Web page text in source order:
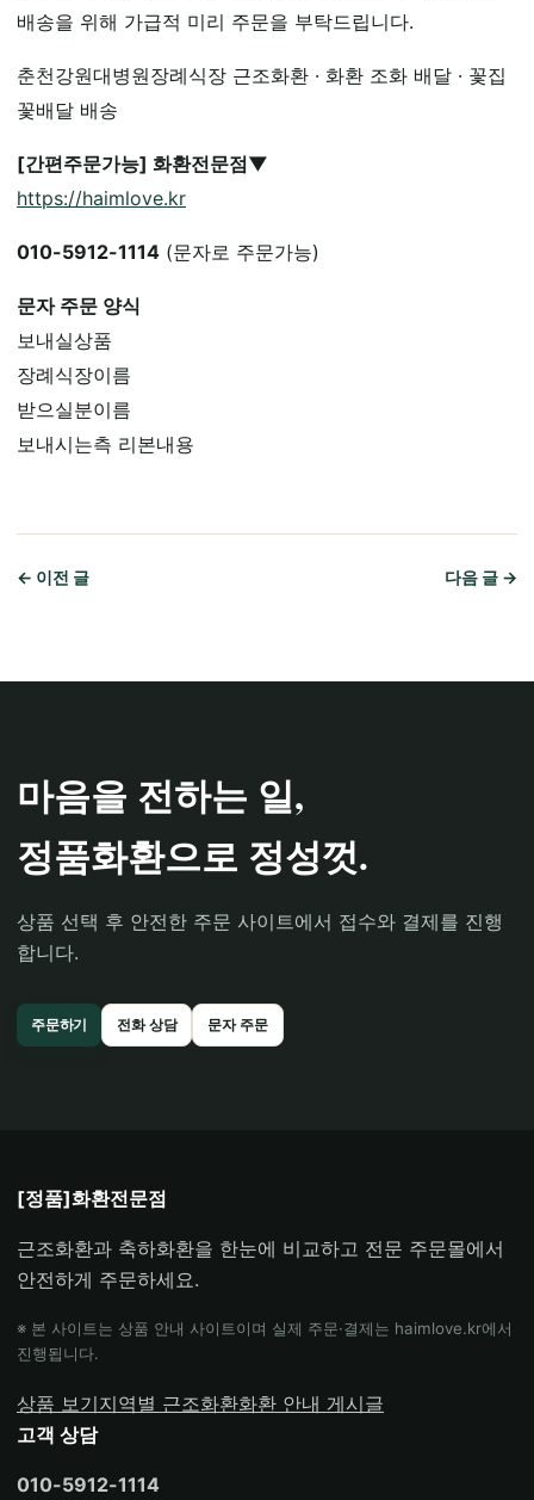
배송을 위해 가급적 미리 주문을 부탁드립니다.
춘천강원대병원장례식장 근조화환 · 화환 조화 배달 · 꽃집
꽃배달 배송
[간편주문가능] 화환전문점▼
https://haimlove.kr
010-5912-1114 (문자로 주문가능)
문자 주문 양식
보내실상품
장례식장이름
받으실분이름
보내시는측 리본내용
← 이전 글 다음 글 →
마음을 전하는 일,
정품화환으로 정성껏.
상품 선택 후 안전한 주문 사이트에서 접수와 결제를 진행
합니다.
주문하기 전화 상담 문자 주문
[정품]화환전문점
근조화환과 축하화환을 한눈에 비교하고 전문 주문몰에서
안전하게 주문하세요.
※ 본 사이트는 상품 안내 사이트이며 실제 주문·결제는 haimlove.kr에서
진행됩니다.
상품 보기지역별 근조화환화환 안내 게시글
고객 상담
010-5912-1114